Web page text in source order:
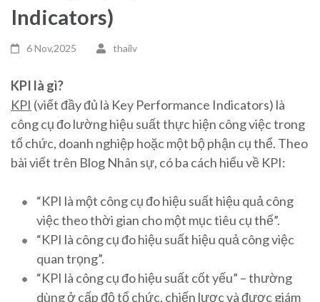
Indicators)
6 Nov,2025 thailv
KPI là gì?
KPI (viết đầy đủ là Key Performance Indicators) là
công cụ đo lường hiệu suất thực hiện công việc trong
tổ chức, doanh nghiệp hoặc một bộ phận cụ thể. Theo
bài viết trên Blog Nhân sự, có ba cách hiểu về KPI:
“KPI là một công cụ đo hiệu suất hiệu quả công
việc theo thời gian cho một mục tiêu cụ thể”.
“KPI là công cụ đo hiệu suất hiệu quả công việc
quan trọng”.
“KPI là công cụ đo hiệu suất cốt yếu” – thường
dùng ở cấp độ tổ chức, chiến lược và được giám